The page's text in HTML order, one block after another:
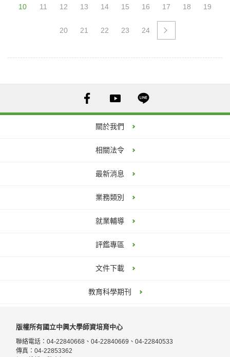
2次代理教師甄選簡章
114學年度臺中市居仁國中第三次代理教師甄
VIEW MORE
2025-07-17
台中市立東勢高工【代理教師】第3次招考
桃園育達高中114學年度第3次甄選教師公告
臺中市華盛頓中學114學年度高中部英文、物理、化學
甄選簡章 (PDF)
度代理國文代理教師一名
10 11 12 13 14 15 16 17 18 19
20 21 22 23 24
關於我們
相關法令
最新消息
業務類別
就業輔導
評鑑專區
文件下載
教育科學期刊
版權所有國立中興大學師資培育中心
聯絡電話：04-22840668、04-22840669、04-22840533
傳真：04-22853362